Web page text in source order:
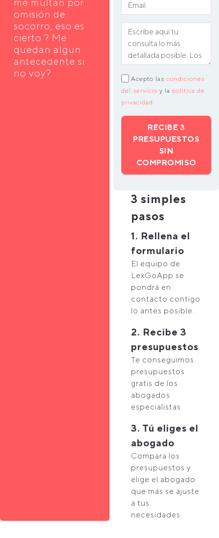
omisión de
socorro, eso es
cierto ? Me
quedan algun
antecedente si
no voy?
Acepto las condiciones
del servicio y la política de
privacidad
RECIBE 3
PRESUPUESTOS
SIN
COMPROMISO
3 simples
pasos
1. Rellena el
formulario
El equipo de
LexGoApp se
pondrá en
contacto contigo
lo antes posible.
2. Recibe 3
presupuestos
Te conseguimos
presupuestos
gratis de los
abogados
especialistas
3. Tú eliges el
abogado
Compara los
presupuestos y
elige el abogado
que más se ajuste
a tus
necesidades.